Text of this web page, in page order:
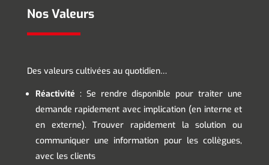
Nos Valeurs
Des valeurs cultivées au quotidien…
Réactivité : Se rendre disponible pour traiter une
demande rapidement avec implication (en interne et
en externe). Trouver rapidement la solution ou
communiquer une information pour les collègues,
avec les clients